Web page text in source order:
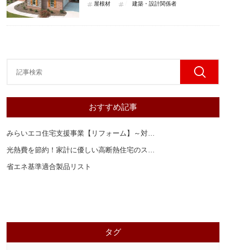
屋根材 建築・設計関係者
おすすめ記事
みらいエコ住宅支援事業【リフォーム】～対
光熱費を節約！家計に優しい高断熱住宅のス
省エネ基準適合製品リスト
タグ